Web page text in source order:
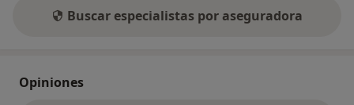
Buscar especialistas por aseguradora
Opiniones